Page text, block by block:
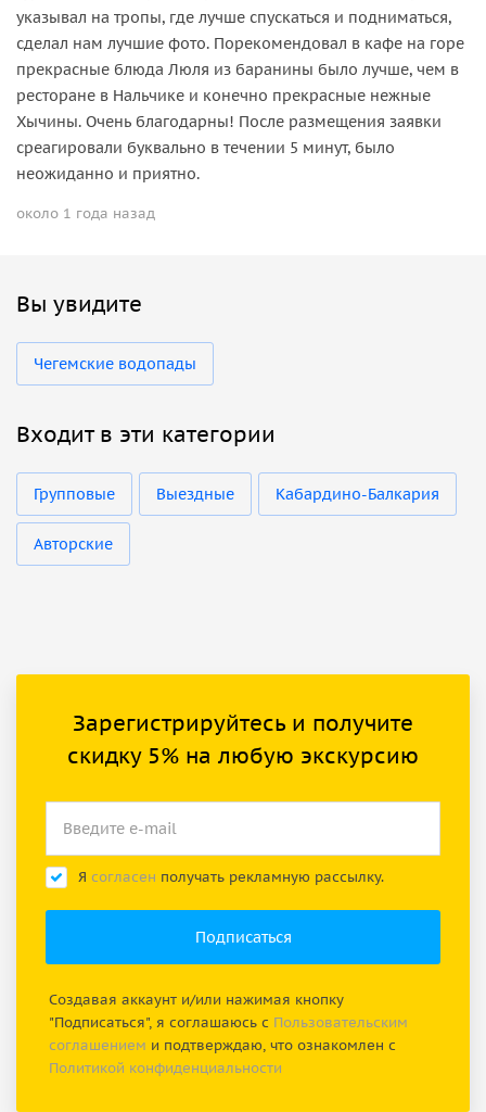
указывал на тропы, где лучше спускаться и подниматься,
сделал нам лучшие фото. Порекомендовал в кафе на горе
прекрасные блюда Люля из баранины было лучше, чем в
ресторане в Нальчике и конечно прекрасные нежные
Хычины. Очень благодарны! После размещения заявки
среагировали буквально в течении 5 минут, было
неожиданно и приятно.
около 1 года назад
Вы увидите
Чегемские водопады
Входит в эти категории
Групповые Выездные Кабардино-Балкария
Авторские
Зарегистрируйтесь и получите
скидку 5% на любую экскурсию
Я согласен получать рекламную рассылку.
Создавая аккаунт и/или нажимая кнопку
"Подписаться", я соглашаюсь с Пользовательским
соглашением и подтверждаю, что ознакомлен с
Политикой конфиденциальности